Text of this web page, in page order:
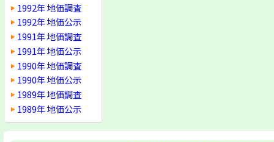
1992年 地価調査
1992年 地価公示
1991年 地価調査
1991年 地価公示
1990年 地価調査
1990年 地価公示
1989年 地価調査
1989年 地価公示